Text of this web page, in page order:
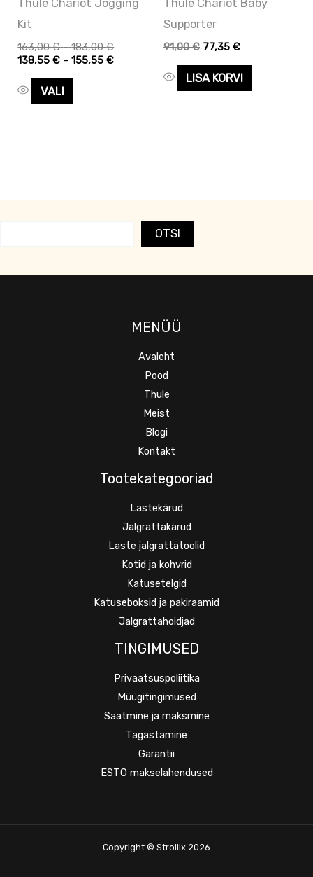
Thule Chariot Jogging
Kit
163,00€ – 183,00€
138,55€ – 155,55€
VALI
tootelehel.
Thule Chariot Baby
Supporter
91,00€ 77,35 €
LISA KORVI
OTSI
MENÜÜ
Avaleht
Pood
Thule
Meist
Blogi
Kontakt
Tootekategooriad
Lastekärud
Jalgrattakärud
Laste jalgrattatoolid
Kotid ja kohvrid
Katusetelgid
Katuseboksid ja pakiraamid
Jalgrattahoidjad
TINGIMUSED
Privaatsuspoliitika
Müügitingimused
Saatmine ja maksmine
Tagastamine
Garantii
ESTO makselahendused
Copyright © Strollix 2026